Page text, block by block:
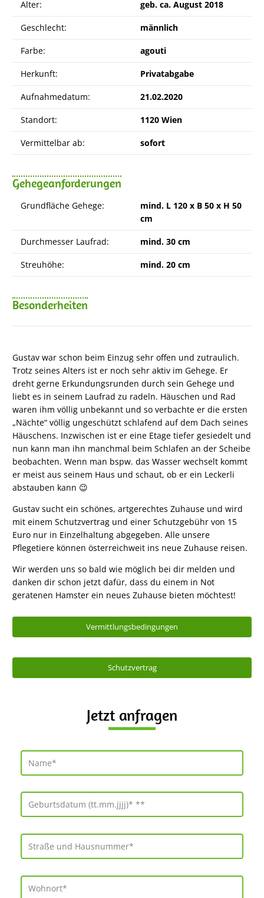
Alter: geb. ca. August 2018
Geschlecht: männlich
Farbe: agouti
Herkunft: Privatabgabe
Aufnahmedatum: 21.02.2020
Standort: 1120 Wien
Vermittelbar ab: sofort
Gehegeanforderungen
Grundfläche Gehege:
mind. L 120 x B 50 x H 50
cm
Durchmesser Laufrad: mind. 30 cm
Streuhöhe: mind. 20 cm
Besonderheiten
Gustav war schon beim Einzug sehr offen und zutraulich.
Trotz seines Alters ist er noch sehr aktiv im Gehege. Er
dreht gerne Erkundungsrunden durch sein Gehege und
liebt es in seinem Laufrad zu radeln. Häuschen und Rad
waren ihm völlig unbekannt und so verbachte er die ersten
„Nächte“ völlig ungeschützt schlafend auf dem Dach seines
Häuschens. Inzwischen ist er eine Etage tiefer gesiedelt und
nun kann man ihn manchmal beim Schlafen an der Scheibe
beobachten. Wenn man bspw. das Wasser wechselt kommt
er meist aus seinem Haus und schaut, ob er ein Leckerli
abstauben kann 😉
Gustav sucht ein schönes, artgerechtes Zuhause und wird
mit einem Schutzvertrag und einer Schutzgebühr von 15
Euro nur in Einzelhaltung abgegeben. Alle unsere
Pflegetiere können österreichweit ins neue Zuhause reisen.
Wir werden uns so bald wie möglich bei dir melden und
danken dir schon jetzt dafür, dass du einem in Not
geratenen Hamster ein neues Zuhause bieten möchtest!
Vermittlungsbedingungen
Schutzvertrag
Jetzt anfragen